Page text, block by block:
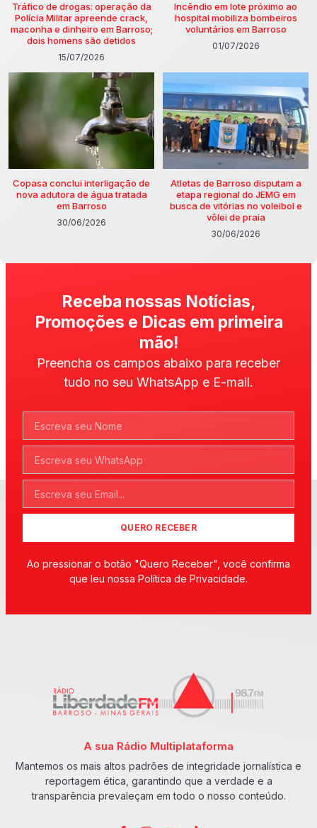
Tráfico de drogas: operação da
Polícia Militar apreende crack,
maconha e dinheiro em Barroso;
dois homens são detidos
15/07/2026
Incêndio em lote próximo ao
hospital mobiliza bombeiros
voluntários em Barroso
01/07/2026
Copasa conclui interligação de
nova adutora de água tratada
em Barroso
30/06/2026
Atletas de Barroso disputam a
etapa regional do JEMG em
busca de vitórias no voleibol e
vôlei de praia
30/06/2026
Receba nossas Notícias,
Promoções e Dicas em primeira
mão!
Preencha os campos abaixo para receber
tudo no seu WhatsApp e E-mail.
QUERO RECEBER
Ao pressionar o botão "Quero Receber", você confirma
que leu nossa Política de Privacidade.
A sua Rádio Multiplataforma
Mantemos os mais altos padrões de integridade jornalística e
reportagem ética, garantindo que a verdade e a
transparência prevaleçam em todo o nosso conteúdo.